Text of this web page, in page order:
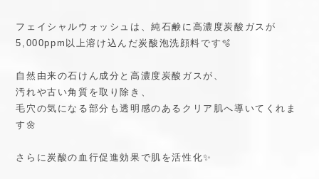
フェイシャルウォッシュは、純石鹸に高濃度炭酸ガスが
5,000ppm以上溶け込んだ炭酸泡洗顔料です🫧
自然由来の石けん成分と高濃度炭酸ガスが、
汚れや古い角質を取り除き、
毛穴の気になる部分も透明感のあるクリア肌へ導いてくれま
す🌼
さらに炭酸の血行促進効果で肌を活性化✨